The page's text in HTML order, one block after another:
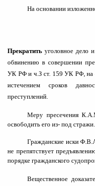
На основании
Прекратить уголовное дело
обвинению в совершении
УК РФ и ч.З ст. 159 УК РФ, на
истечением сроков
преступлений.
Меру пресечения К.A.
освободить его из- под стражи.
Гражданские иски
не препятствует
порядке гражданского
Вещественное